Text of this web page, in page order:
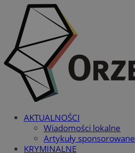
AKTUALNOŚCI
Wiadomości lokalne
Artykuły sponsorowane
KRYMINALNE